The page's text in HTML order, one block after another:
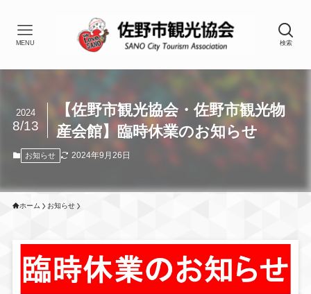
検索
MENU
【佐野市観光協会・佐野市観光物
産会館】臨時休業のお知らせ
2024
8/13
お知らせ 2024年9月26日
ホーム お知らせ